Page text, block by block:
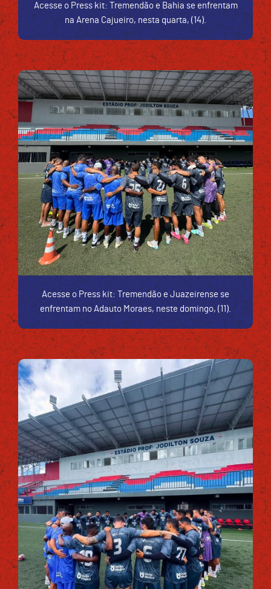
Acesse o Press kit: Tremendão e Bahia se enfrentam
na Arena Cajueiro, nesta quarta, (14).
Acesse o Press kit: Tremendão e Juazeirense se
enfrentam no Adauto Moraes, neste domingo, (11).